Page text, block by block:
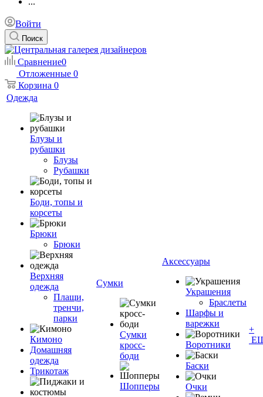
Войти
Поиск
Сравнение0
Отложенные 0
Корзина 0
Одежда
Блузы и
рубашки
Блузы
Рубашки
Боди, топы и
корсеты
Брюки
Брюки
Верхняя
одежда
Плащи,
тренчи,
парки
Кимоно
Домашняя
одежда
Трикотаж
Сумки
Сумки
кросс-
боди
Шопперы
Аксессуары
Украшения
Браслеты
Шарфы и
варежки
Воротники
Баски
Очки
+